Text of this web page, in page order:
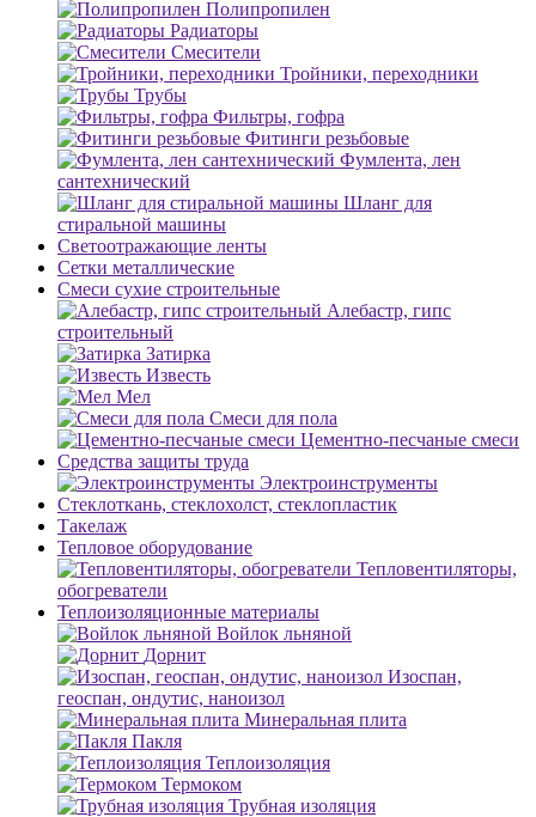
Полипропилен
Радиаторы
Смесители
Тройники, переходники
Трубы
Фильтры, гофра
Фитинги резьбовые
Фумлента, лен
сантехнический
Шланг для
стиральной машины
Светоотражающие ленты
Сетки металлические
Смеси сухие строительные
Алебастр, гипс
строительный
Затирка
Известь
Мел
Смеси для пола
Цементно-песчаные смеси
Средства защиты труда
Электроинструменты
Стеклоткань, стеклохолст, стеклопластик
Такелаж
Тепловое оборудование
Тепловентиляторы,
обогреватели
Теплоизоляционные материалы
Войлок льняной
Дорнит
Изоспан,
геоспан, ондутис, наноизол
Минеральная плита
Пакля
Теплоизоляция
Термоком
Трубная изоляция